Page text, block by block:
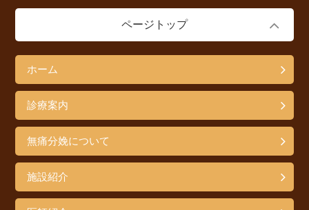
ページトップ
ホーム
診療案内
無痛分娩について
施設紹介